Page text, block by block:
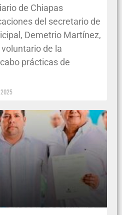
de Chiapas
del secretario de
Demetrio Martínez,
de la
prácticas de